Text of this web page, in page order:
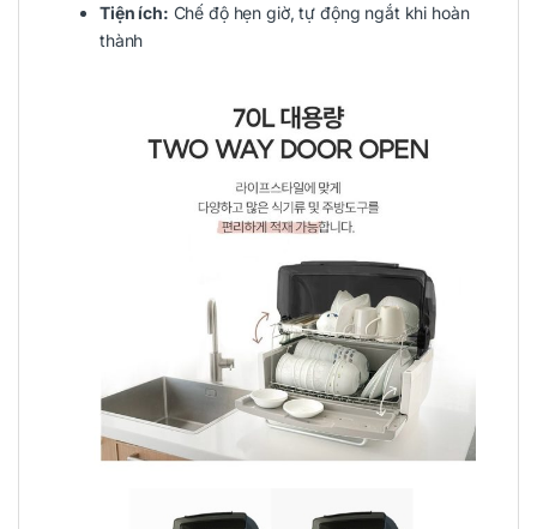
Tiện ích: Chế độ hẹn giờ, tự động ngắt khi hoàn
thành